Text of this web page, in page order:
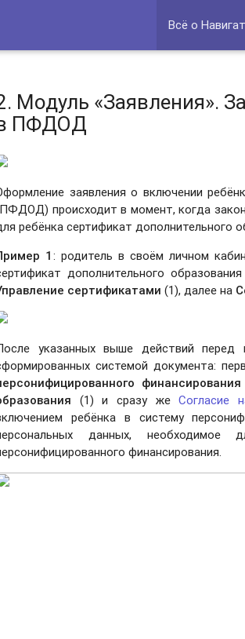
Всё о
Модуль «Заявления».
ПФДОД
заявления о включении
происходит в момент, когда
ребёнка сертификат дополнительного
1 : родитель в своём личном
дополнительного
сертификатами (1), далее на
указанных выше действий перед
системой документа:
(1) и сразу жеСогласие
ребёнка в систему
данных, необходимое
финансирования.